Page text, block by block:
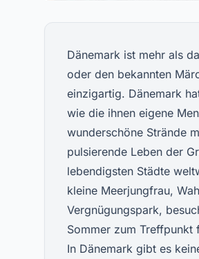
Dänemark ist mehr als
oder den bekannten
einzigartig. Dänemark
wie die ihnen eigene
wunderschöne Strände
pulsierende Leben der
lebendigsten Städte
kleine Meerjungfrau,
Vergnügungspark,
Sommer zum
In Dänemark gibt es